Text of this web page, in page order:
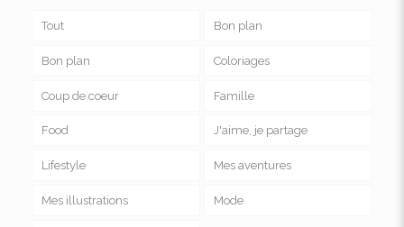
Tout Bon plan
Bon plan Coloriages
Coup de coeur Famille
Food J'aime, je partage
Lifestyle Mes aventures
Mes illustrations Mode